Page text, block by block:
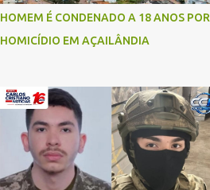
HOMEM É CONDENADO A 18 ANOS POR
HOMICÍDIO EM AÇAILÂNDIA